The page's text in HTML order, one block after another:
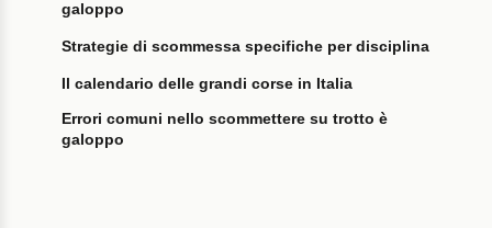
galoppo
Strategie di scommessa specifiche per disciplina
Il calendario delle grandi corse in Italia
Errori comuni nello scommettere su trotto è
galoppo